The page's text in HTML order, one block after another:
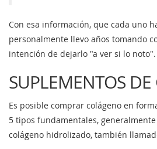
Con esa información, que cada uno
personalmente llevo años tomando
intención de dejarlo "a ver si lo noto".
SUPLEMENTOS
Es posible comprar colágeno en
5 tipos fundamentales,
colágeno hidrolizado, también